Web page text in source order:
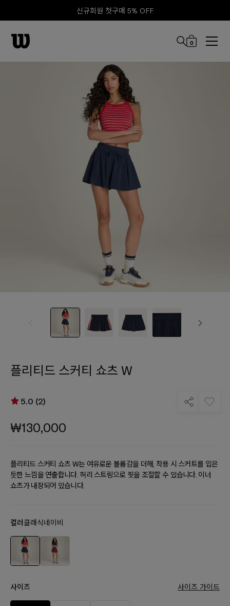
신규회원 첫구매 5% OFF
0
플리티드 스커티 쇼츠 W
5.0 (2)
₩130,000
플리티드 스커티 쇼츠 W는 여유로운 볼륨감을 더해, 착용 시 스커트를 입은
듯한 느낌을 연출합니다. 허리 스트링으로 핏을 조절할 수 있습니다. 이너
쇼츠가 내장되어 있습니다.
컬러클래식네이비
사이즈 사이즈 가이드